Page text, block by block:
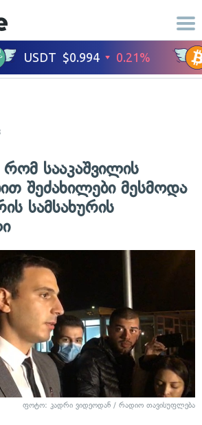
სააკაშვილის
შეძახილები მესმოდა
სამსახურის
ფოტო: კადრი ვიდეოდან / რადიო თავისუფლება